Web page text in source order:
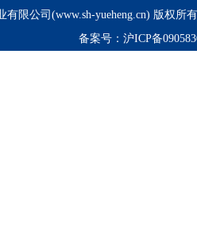
有限公司(www.sh-yueheng.cn) 版权所
备案号： 沪ICP备